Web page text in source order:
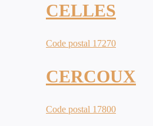
CELLES
Code postal 17270
CERCOUX
Code postal 17800